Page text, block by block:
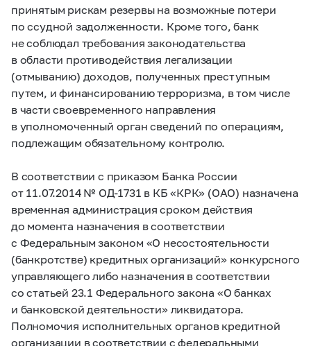
принятым рискам резервы на возможные потери
по ссудной задолженности. Кроме того, банк
не соблюдал требования законодательства
в области противодействия легализации
(отмыванию) доходов, полученных преступным
путем, и финансированию терроризма, в том числе
в части своевременного направления
в уполномоченный орган сведений по операциям,
подлежащим обязательному контролю.
В соответствии с приказом Банка России
от 11.07.2014 № ОД-1731 в КБ «КРК» (ОАО) назначена
временная администрация сроком действия
до момента назначения в соответствии
с Федеральным законом «О несостоятельности
(банкротстве) кредитных организаций» конкурсного
управляющего либо назначения в соответствии
со статьей 23.1 Федерального закона «О банках
и банковской деятельности» ликвидатора.
Полномочия исполнительных органов кредитной
организации в соответствии с федеральными